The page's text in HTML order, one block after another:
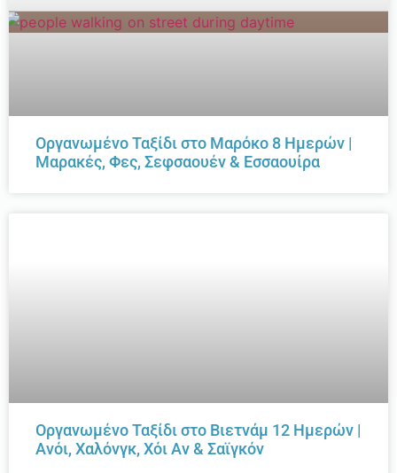
Οργανωμένο Ταξίδι στο Μαρόκο 8 Ημερών |
Μαρακές, Φες, Σεφσαουέν & Εσσαουίρα
Οργανωμένο Ταξίδι στο Βιετνάμ 12 Ημερών |
Ανόι, Χαλόνγκ, Χόι Αν & Σαϊγκόν